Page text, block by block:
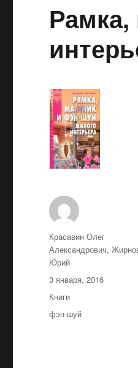
Автор
Красавин Олег
Александрович,
Юрий
Опубликовано
3 января, 2016
Рубрики
Книги
Метки
фэн-шуй